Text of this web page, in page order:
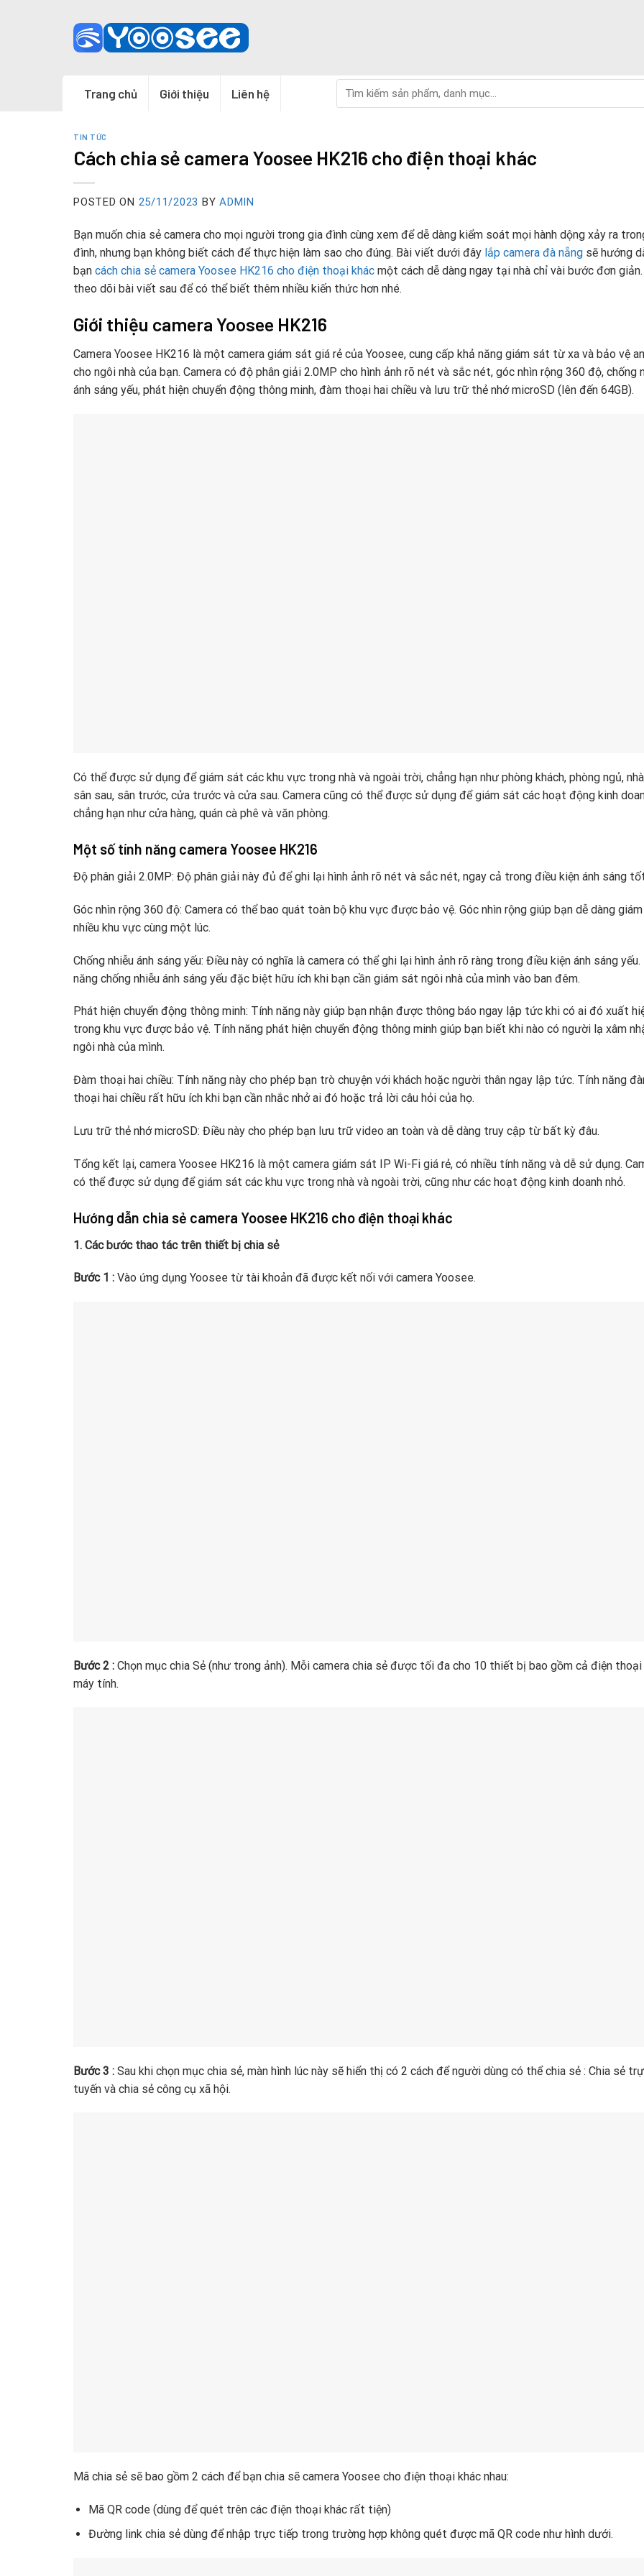
Trang chủ Giới thiệu Liên hệ
kiếm:
TIN TỨC
Cách chia sẻ camera Yoosee HK216 cho điện thoại khác
POSTED ON 25/11/2023 BY ADMIN
Bạn muốn chia sẻ camera cho mọi người trong gia đình cùng xem để dễ dàng kiểm soát mọi hành dộng xảy ra
đình, nhưng bạn không biết cách để thực hiện làm sao cho đúng. Bài viết dưới đây lắp camera đà nẵng sẽ hướng
bạn cách chia sẻ camera Yoosee HK216 cho điện thoại khác một cách dễ dàng ngay tại nhà chỉ vài bước đơn
theo dõi bài viết sau để có thể biết thêm nhiều kiến thức hơn nhé.
Giới thiệu camera Yoosee HK216
Camera Yoosee HK216 là một camera giám sát giá rẻ của Yoosee, cung cấp khả năng giám sát từ xa và bảo vệ
cho ngôi nhà của bạn. Camera có độ phân giải 2.0MP cho hình ảnh rõ nét và sắc nét, góc nhìn rộng 360 độ, chống
ánh sáng yếu, phát hiện chuyển động thông minh, đàm thoại hai chiều và lưu trữ thẻ nhớ microSD (lên đến 64GB).
Có thể được sử dụng để giám sát các khu vực trong nhà và ngoài trời, chẳng hạn như phòng khách, phòng ngủ,
sân sau, sân trước, cửa trước và cửa sau. Camera cũng có thể được sử dụng để giám sát các hoạt động kinh
chẳng hạn như cửa hàng, quán cà phê và văn phòng.
Một số tính năng camera Yoosee HK216
Độ phân giải 2.0MP: Độ phân giải này đủ để ghi lại hình ảnh rõ nét và sắc nét, ngay cả trong điều kiện ánh sáng
Góc nhìn rộng 360 độ: Camera có thể bao quát toàn bộ khu vực được bảo vệ. Góc nhìn rộng giúp bạn dễ dàng
nhiều khu vực cùng một lúc.
Chống nhiễu ánh sáng yếu: Điều này có nghĩa là camera có thể ghi lại hình ảnh rõ ràng trong điều kiện ánh sáng yếu.
năng chống nhiễu ánh sáng yếu đặc biệt hữu ích khi bạn cần giám sát ngôi nhà của mình vào ban đêm.
Phát hiện chuyển động thông minh: Tính năng này giúp bạn nhận được thông báo ngay lập tức khi có ai đó xuất
trong khu vực được bảo vệ. Tính năng phát hiện chuyển động thông minh giúp bạn biết khi nào có người lạ xâm
ngôi nhà của mình.
Đàm thoại hai chiều: Tính năng này cho phép bạn trò chuyện với khách hoặc người thân ngay lập tức. Tính năng
thoại hai chiều rất hữu ích khi bạn cần nhắc nhở ai đó hoặc trả lời câu hỏi của họ.
Lưu trữ thẻ nhớ microSD: Điều này cho phép bạn lưu trữ video an toàn và dễ dàng truy cập từ bất kỳ đâu.
Tổng kết lại, camera Yoosee HK216 là một camera giám sát IP Wi-Fi giá rẻ, có nhiều tính năng và dễ sử dụng.
có thể được sử dụng để giám sát các khu vực trong nhà và ngoài trời, cũng như các hoạt động kinh doanh nhỏ.
Hướng dẫn chia sẻ camera Yoosee HK216 cho điện thoại khác
1. Các bước thao tác trên thiết bị chia sẻ
Bước 1 : Vào ứng dụng Yoosee từ tài khoản đã được kết nối với camera Yoosee.
Bước 2 : Chọn mục chia Sẻ (như trong ảnh). Mỗi camera chia sẻ được tối đa cho 10 thiết bị bao gồm cả điện thoại
máy tính.
Bước 3 : Sau khi chọn mục chia sẻ, màn hình lúc này sẽ hiển thị có 2 cách để người dùng có thể chia sẻ : Chia sẻ
tuyến và chia sẻ công cụ xã hội.
Mã chia sẻ sẽ bao gồm 2 cách để bạn chia sẽ camera Yoosee cho điện thoại khác nhau:
Mã QR code (dùng để quét trên các điện thoại khác rất tiện)
Đường link chia sẻ dùng để nhập trực tiếp trong trường hợp không quét được mã QR code như hình dưới.